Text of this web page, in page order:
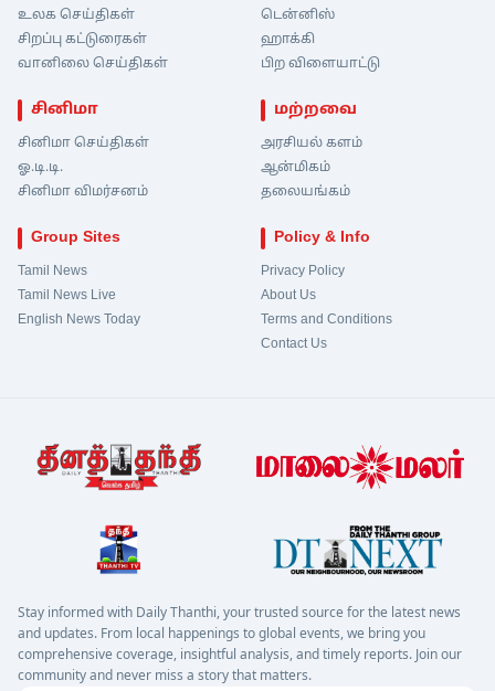
உலக செய்திகள்
சிறப்பு கட்டுரைகள்
வானிலை செய்திகள்
டென்னிஸ்
ஹாக்கி
பிற விளையாட்டு
சினிமா
சினிமா செய்திகள்
ஓ.டி.டி.
சினிமா விமர்சனம்
மற்றவை
அரசியல் களம்
ஆன்மிகம்
தலையங்கம்
Group Sites
Tamil News
Tamil News Live
English News Today
Policy & Info
Privacy Policy
About Us
Terms and Conditions
Contact Us
Stay informed with Daily Thanthi, your trusted source for the latest news
and updates. From local happenings to global events, we bring you
comprehensive coverage, insightful analysis, and timely reports. Join our
community and never miss a story that matters.